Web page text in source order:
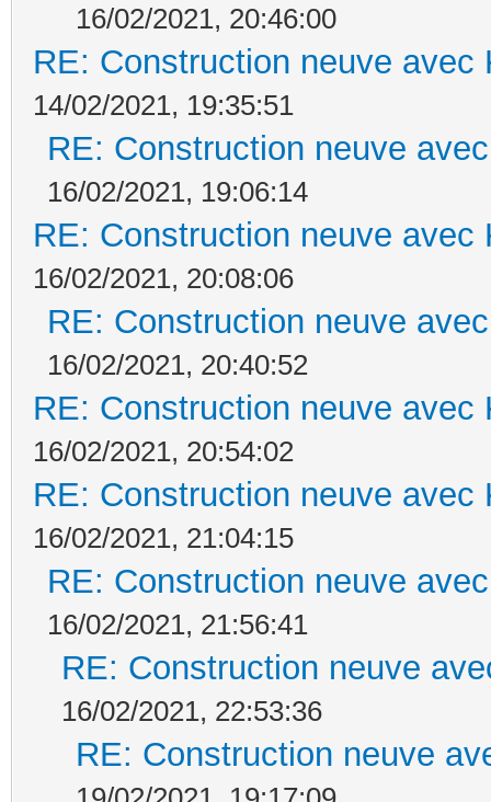
16/02/2021, 20:46:00
RE: Construction neuve avec
14/02/2021, 19:35:51
RE: Construction neuve
16/02/2021, 19:06:14
RE: Construction neuve avec
16/02/2021, 20:08:06
RE: Construction neuve
16/02/2021, 20:40:52
RE: Construction neuve avec
16/02/2021, 20:54:02
RE: Construction neuve avec
16/02/2021, 21:04:15
RE: Construction neuve
16/02/2021, 21:56:41
RE: Construction neuve
16/02/2021, 22:53:36
RE: Construction neuve